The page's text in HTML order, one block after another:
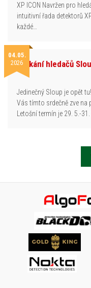
XP ICON Navržen pro
intuitivní řada detektorů
každé…
04.05.
2026Setkání hledačů
Jedinečný Sloup je opět tu!
Vás tímto srdečně zve na
Letošní termín je 29. 5.-